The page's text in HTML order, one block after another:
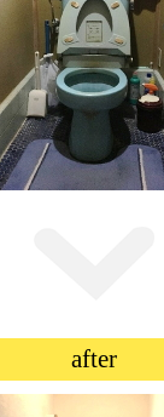
after